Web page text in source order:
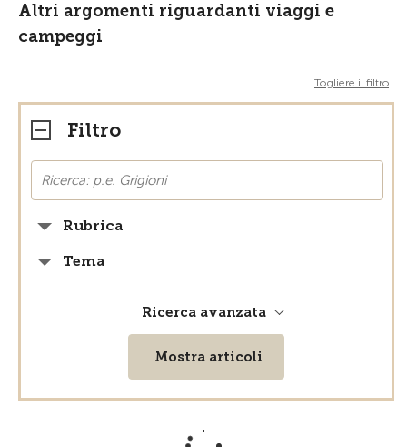
Altri argomenti riguardanti viaggi e
campeggi
Togliere il filtro
Filtro
Rubrica
Tema
Ricerca avanzata
Mostra articoli